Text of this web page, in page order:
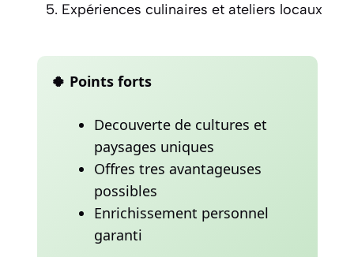
Expériences culinaires et ateliers locaux
🍀 Points forts
Decouverte de cultures et
paysages uniques
Offres tres avantageuses
possibles
Enrichissement personnel
garanti